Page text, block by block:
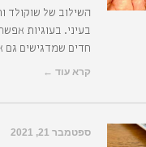
השילוב של שוקולד
בעיני. בעוגיות
חדים שמדגישים גם
קרא עוד ←
ספטמבר 21, 2021